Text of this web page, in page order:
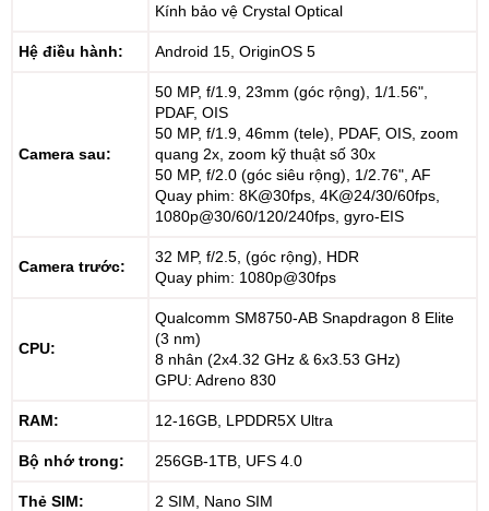
Kính bảo vệ Crystal Optical
Hệ điều hành: Android 15, OriginOS 5
Camera sau:
50 MP, f/1.9, 23mm (góc rộng), 1/1.56",
PDAF, OIS
50 MP, f/1.9, 46mm (tele), PDAF, OIS, zoom
quang 2x, zoom kỹ thuật số 30x
50 MP, f/2.0 (góc siêu rộng), 1/2.76", AF
Quay phim: 8K@30fps, 4K@24/30/60fps,
1080p@30/60/120/240fps, gyro-EIS
Camera trước:
32 MP, f/2.5, (góc rộng), HDR
Quay phim: 1080p@30fps
CPU:
Qualcomm SM8750-AB Snapdragon 8 Elite
(3 nm)
8 nhân (2x4.32 GHz & 6x3.53 GHz)
GPU: Adreno 830
RAM: 12-16GB, LPDDR5X Ultra
Bộ nhớ trong: 256GB-1TB, UFS 4.0
Thẻ SIM: 2 SIM, Nano SIM